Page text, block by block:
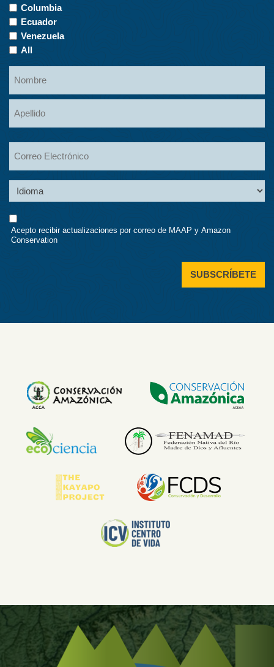
Columbia
Ecuador
Venezuela
All
Nombre
Consent
Acepto recibir actualizaciones por correo de MAAP y Amazon
Conservation